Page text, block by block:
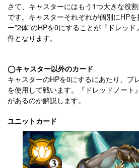
さて、キャスターにはもう1つ大きな役
です。キャスターそれぞれが個別にHP
ー”2体”のHPを0にすることが『ドレッ
件となります。
◯キャスター以外のカード
キャスターのHPを0にするにあたり、プ
を使用して戦います。『ドレッドノート
があるのか解説します。
ユニットカード